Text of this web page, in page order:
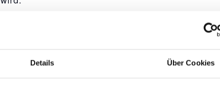
Details Über Cookies
und die Technik Michael
Fußballer des 1. FC Magdeburg,
Florstedt ( Magdeburgs Sportler des
im Arm-Wrestling), Nils Klebe von